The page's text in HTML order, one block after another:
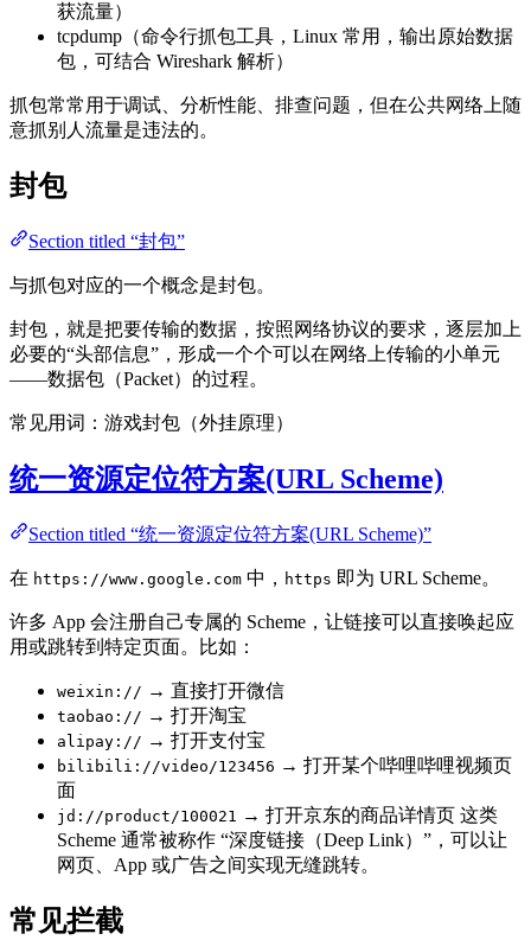
获流量）
tcpdump（命令行抓包工具，Linux 常用，输出原始数据
包，可结合 Wireshark 解析）
抓包常常用于调试、分析性能、排查问题，但在公共网络上随
意抓别人流量是违法的。
封包
Section titled “封包”
与抓包对应的一个概念是封包。
封包，就是把要传输的数据，按照网络协议的要求，逐层加上
必要的“头部信息”，形成一个个可以在网络上传输的小单元
——数据包（Packet）的过程。
常见用词：游戏封包（外挂原理）
统一资源定位符方案(URL Scheme)
Section titled “统一资源定位符方案(URL Scheme)”
在 https://www.google.com 中， https 即为 URL Scheme。
许多 App 会注册自己专属的 Scheme，让链接可以直接唤起应
用或跳转到特定页面。比如：
weixin:// → 直接打开微信
taobao:// → 打开淘宝
alipay:// → 打开支付宝
bilibili://video/123456 → 打开某个哔哩哔哩视频页
面
jd://product/100021 → 打开京东的商品详情页 这类
Scheme 通常被称作 “深度链接（Deep Link）”，可以让
网页、App 或广告之间实现无缝跳转。
常见拦截